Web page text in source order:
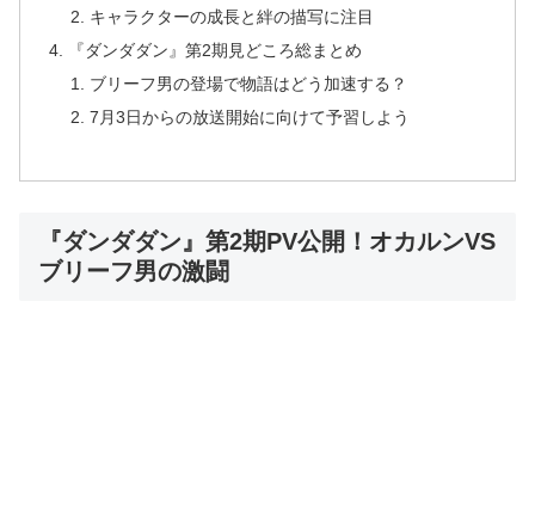
キャラクターの成長と絆の描写に注目
『ダンダダン』第2期見どころ総まとめ
ブリーフ男の登場で物語はどう加速する？
7月3日からの放送開始に向けて予習しよう
『ダンダダン』第2期PV公開！オカルンVS
ブリーフ男の激闘